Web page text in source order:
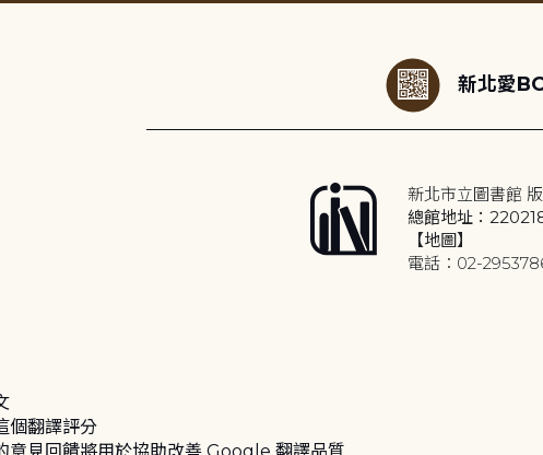
新北愛
新北市立圖書館
總館地址：
【地圖】
電話：02-
個翻譯評分